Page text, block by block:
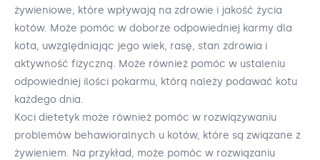
żywieniowe, które wpływają na zdrowie i jakość życia
kotów. Może pomóc w doborze odpowiedniej karmy dla
kota, uwzględniając jego wiek, rasę, stan zdrowia i
aktywność fizyczną. Może również pomóc w ustaleniu
odpowiedniej ilości pokarmu, którą należy podawać kotu
każdego dnia.
Koci dietetyk może również pomóc w rozwiązywaniu
problemów behawioralnych u kotów, które są związane z
żywieniem. Na przykład, może pomóc w rozwiązaniu